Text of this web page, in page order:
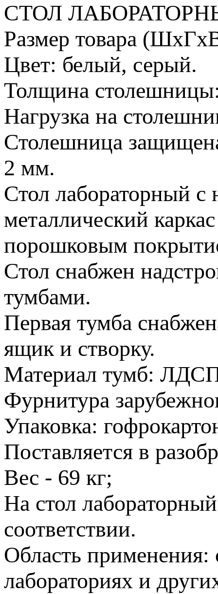
СТОЛ
Размер товара
Цвет: белый, серый.
Толщина
Нагрузка на
Столешница
2 мм.
Стол лабораторный
металлический
порошковым
Стол снабжен
тумбами.
Первая тумба
ящик и створку.
Материал тумб:
Фурнитура
Упаковка:
Поставляется в
Вес - 69 кг;
На стол
соответствии.
Область применения:
лабораториях и